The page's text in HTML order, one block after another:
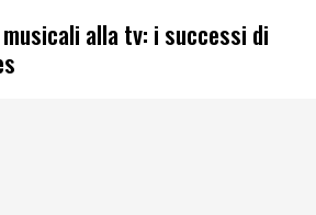
alla tv: i successi di